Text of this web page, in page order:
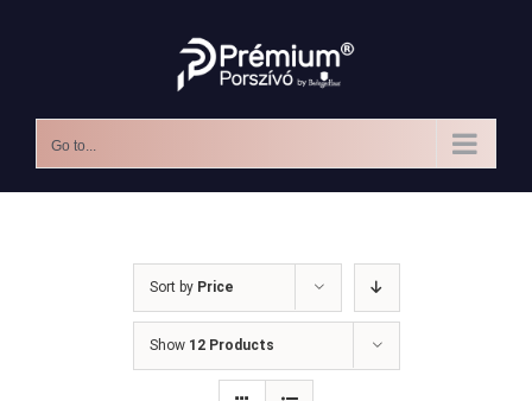
Go to...
Sort by Price
Show 12 Products